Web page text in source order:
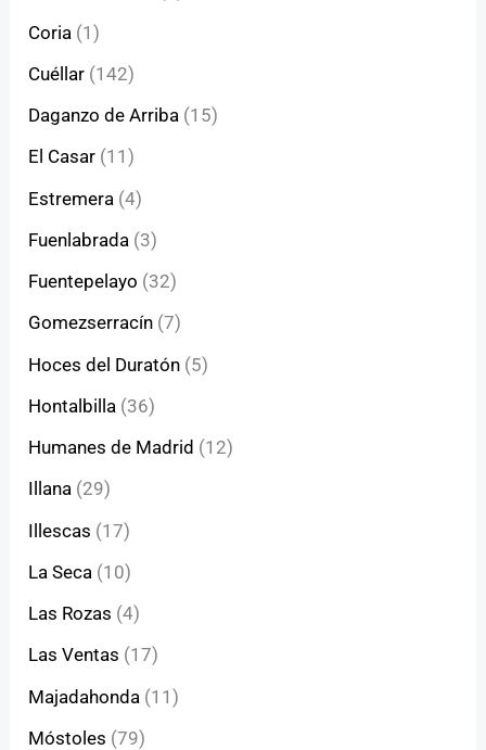
Coria (1)
Cuéllar (142)
Daganzo de Arriba (15)
El Casar (11)
Estremera (4)
Fuenlabrada (3)
Fuentepelayo (32)
Gomezserracín (7)
Hoces del Duratón (5)
Hontalbilla (36)
Humanes de Madrid (12)
Illana (29)
Illescas (17)
La Seca (10)
Las Rozas (4)
Las Ventas (17)
Majadahonda (11)
Móstoles (79)